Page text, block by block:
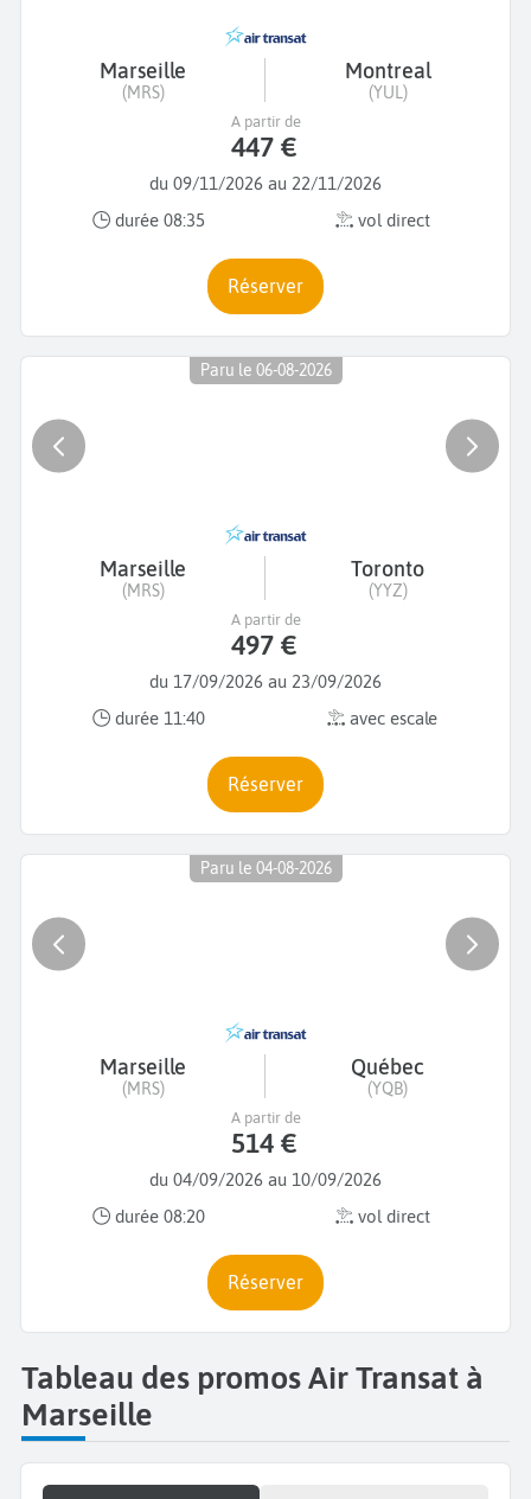
Marseille
(MRS)
Montreal
(YUL)
du 09/11/2026 au 22/11/2026
durée 08:35
vol direct
A partir de
447 €
Réserver
Paru le 06-08-2026
Marseille
(MRS)
Toronto
(YYZ)
du 17/09/2026 au 23/09/2026
durée 11:40
avec escale
A partir de
497 €
Réserver
Paru le 04-08-2026
Marseille
(MRS)
Québec
(YQB)
du 04/09/2026 au 10/09/2026
durée 08:20
vol direct
A partir de
514 €
Réserver
Tableau des promos Air Transat à
Marseille